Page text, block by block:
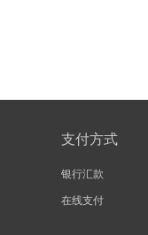
支付方式
银行汇款
在线支付